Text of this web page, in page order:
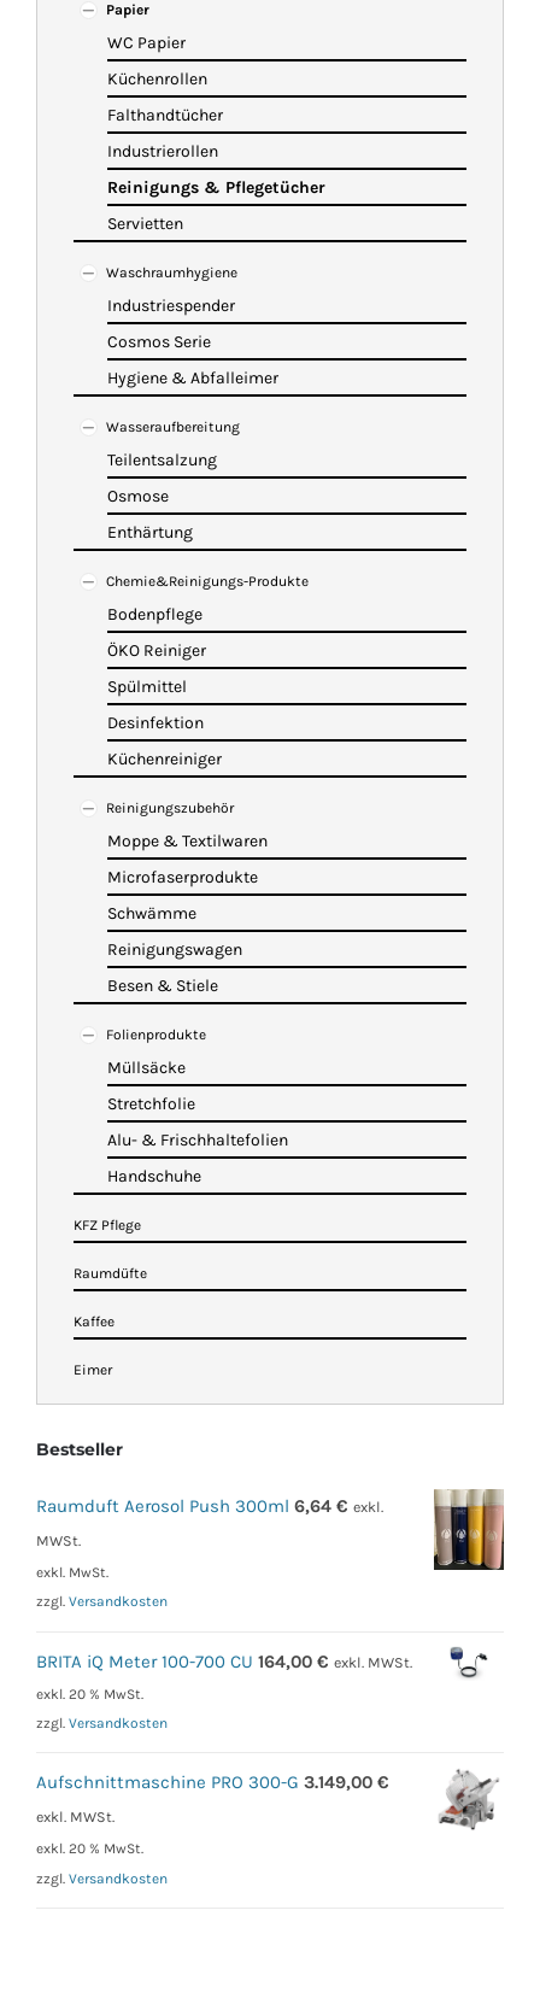
WARENKORB
Papier
WC Papier
Küchenrollen
Falthandtücher
Industrierollen
Reinigungs & Pflegetücher
Servietten
Waschraumhygiene
Industriespender
Cosmos Serie
Hygiene & Abfalleimer
Wasseraufbereitung
Teilentsalzung
Osmose
Enthärtung
Chemie&Reinigungs-Produkte
Bodenpflege
ÖKO Reiniger
Spülmittel
Desinfektion
Küchenreiniger
Reinigungszubehör
Moppe & Textilwaren
Microfaserprodukte
Schwämme
Reinigungswagen
Besen & Stiele
Folienprodukte
Müllsäcke
Stretchfolie
Alu- & Frischhaltefolien
Handschuhe
KFZ Pflege
Raumdüfte
Kaffee
Eimer
Bestseller
Raumduft Aerosol Push 300ml 6,64 € exkl.
MWSt.
exkl. MwSt.
zzgl. Versandkosten
BRITA iQ Meter 100-700 CU 164,00 € exkl. MWSt.
exkl. 20 % MwSt.
zzgl. Versandkosten
Aufschnittmaschine PRO 300-G 3.149,00 €
exkl. MWSt.
exkl. 20 % MwSt.
zzgl. Versandkosten